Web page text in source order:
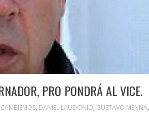
PRO PONDRÁ AL VICE.
CAMBIEMOS, DANIEL LAUDONIO, GUSTAVO MENNA,